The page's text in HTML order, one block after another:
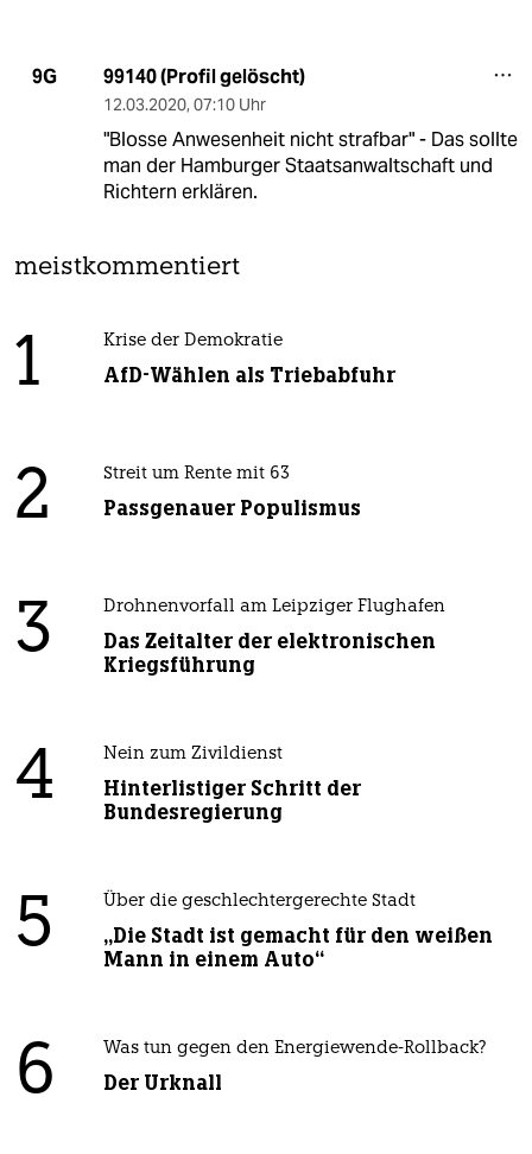
9G 99140 (Profil gelöscht)
12.03.2020, 07:10 Uhr
"Blosse Anwesenheit nicht strafbar" - Das sollte
man der Hamburger Staatsanwaltschaft und
Richtern erklären.
meistkommentiert
1 Krise der Demokratie
AfD-Wählen als Triebabfuhr
2 Streit um Rente mit 63
Passgenauer Populismus
3 Drohnenvorfall am Leipziger Flughafen
Das Zeitalter der elektronischen
Kriegsführung
4 Nein zum Zivildienst
Hinterlistiger Schritt der
Bundesregierung
5 Über die geschlechtergerechte Stadt
„Die Stadt ist gemacht für den weißen
Mann in einem Auto“
6 Was tun gegen den Energiewende-Rollback?
Der Urknall